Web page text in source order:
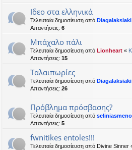
Ιδεο στα ελληνικά
Τελευταία δημοσίευση από Diagalaksiaki
Απαντήσεις: 6
Mπάχαλο πάλι
Τελευταία δημοσίευση από Lionheart «
Απαντήσεις: 15
Ταλαιπωρίες
Τελευταία δημοσίευση από Diagalaksiaki
Απαντήσεις: 26
Πρόβλημα πρόσβασης?
Τελευταία δημοσίευση από
Απαντήσεις: 5
fwnitikes entoles!!!
Τελευταία δημοσίευση από Divine Sinner